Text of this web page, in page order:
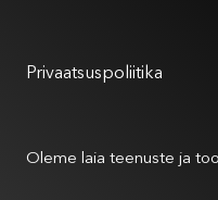
Privaatsuspoliitika
Oleme laia teenuste ja